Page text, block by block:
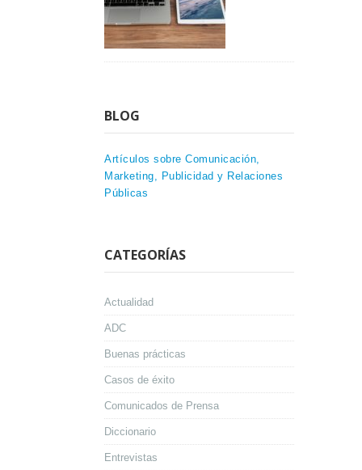
BLOG
Artículos sobre Comunicación,
Marketing, Publicidad y Relaciones
Públicas
CATEGORÍAS
Actualidad
ADC
Buenas prácticas
Casos de éxito
Comunicados de Prensa
Diccionario
Entrevistas